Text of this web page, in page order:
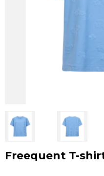
Freequent T-